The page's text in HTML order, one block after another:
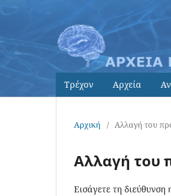
Τρέχον Αρχεία
Αρχική / Αλλαγή του
Αλλαγή του
Εισάγετε τη